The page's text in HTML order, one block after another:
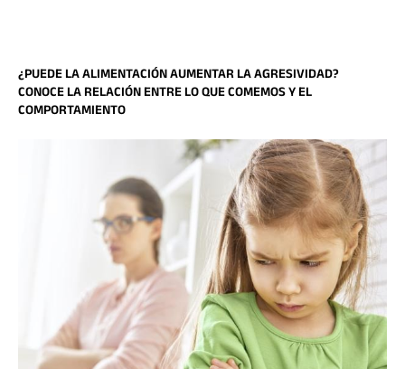
¿PUEDE LA ALIMENTACIÓN AUMENTAR LA AGRESIVIDAD?
CONOCE LA RELACIÓN ENTRE LO QUE COMEMOS Y EL
COMPORTAMIENTO